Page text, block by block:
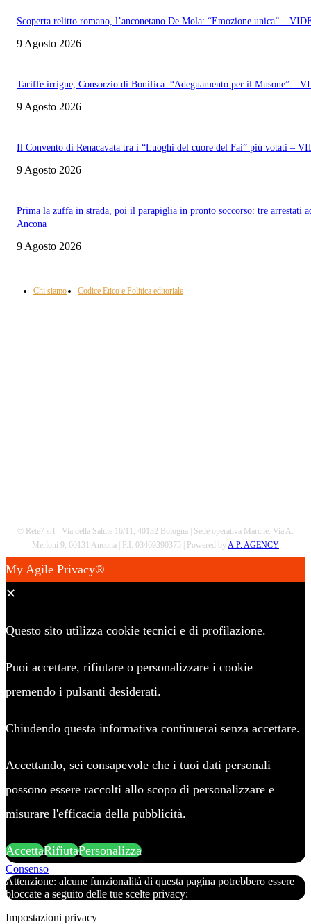
Scoperta relitto romano, l’anconetano De Mola: “Emozione unica” –
9 Agosto 2026
Tariffe irrigue, Consorzio di Bonifica: “Adeguamento per il Musone” –
9 Agosto 2026
Il Convento di Renacavata tra i “Luoghi del cuore del Fai” più votati –
9 Agosto 2026
Prima la zuffa in strada, poi il parapiglia in pronto soccorso: tre arrestati
Ancona
9 Agosto 2026
Chi siamo Codice Etico e Politica editoriale
© Rete7 srl - Via della Salute 16/11, 40132 Bologna | Sede operativa Marche: Via A.
Merloni 9, 60131 Ancona | P.I. 03469390375 | Powered by A.P. AGENCY
My Agile Privacy®
✕
Questo sito utilizza cookie tecnici e di profilazione.
Puoi accettare, rifiutare o personalizzare i cookie
premendo i pulsanti desiderati.
Chiudendo questa informativa continuerai senza accettare.
Accettando, sei consapevole che i tuoi dati personali
possono essere raccolti allo scopo di personalizzare e
misurare l'efficacia della pubblicità.
AccettaRifiutaPersonalizza
Consenso
Attenzione: alcune funzionalità di questa pagina potrebbero essere
bloccate a seguito delle tue scelte privacy:
Impostazioni privacy